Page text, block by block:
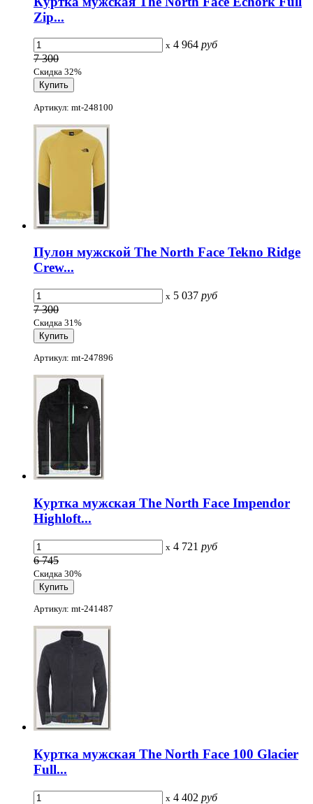
Zip...
x 4 964 руб
7 300
Скидка 32%
Артикул: mt-248100
Пулон мужской The North Face Tekno Ridge
Crew...
x 5 037 руб
7 300
Скидка 31%
Артикул: mt-247896
Куртка мужская The North Face Impendor
Highloft...
x 4 721 руб
6 745
Скидка 30%
Артикул: mt-241487
Куртка мужская The North Face 100 Glacier
Full...
x 4 402 руб